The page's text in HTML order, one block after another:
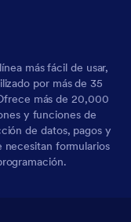
más fácil de usar,
por más de 35
más de 20,000
y funciones de
de datos, pagos y
necesitan formularios